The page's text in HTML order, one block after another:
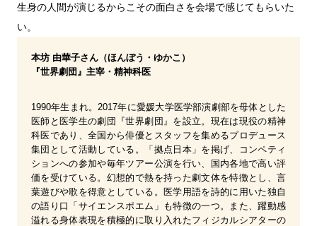
生身の人間が演じるからこその面白さを会場で感じてもらいた
い。
本坊 由華子さん（ほんぼう・ゆかこ）
『世界劇団』主宰・精神科医
1990年生まれ。2017年に愛媛大学医学部演劇部を母体とした
医師と医学生の劇団『世界劇団』を設立。現在は現役の精神
科医であり、全国から俳優とスタッフを集めるプロデュース
集団として活動している。「拠点日本」を掲げ、コンペティ
ションへの参加や毎年ツアー公演を行い、国内各地で高い評
価を受けている。幻想的で熱を持った劇文体を特徴とし、言
葉遊びや歌を得意としている。医学用語を詩的に用いた独自
の語り口「サイエンスポエム」も特徴の一つ。また、躍動感
溢れる身体表現を積極的に取り入れたフィジカルシアターの